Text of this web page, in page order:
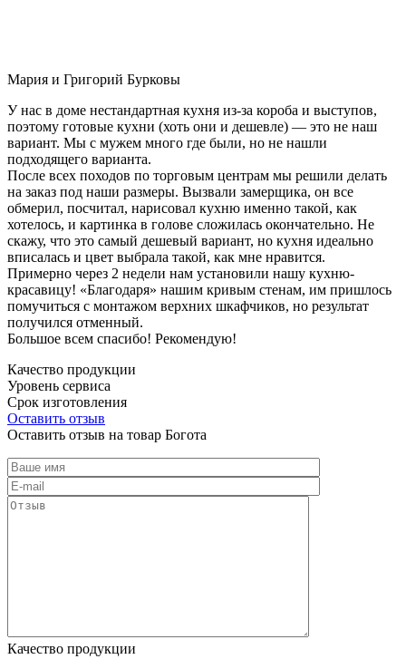
Мария и Григорий Бурковы
У нас в доме нестандартная кухня из-за короба и выступов,
поэтому готовые кухни (хоть они и дешевле) — это не наш
вариант. Мы с мужем много где были, но не нашли
подходящего варианта.
После всех походов по торговым центрам мы решили делать
на заказ под наши размеры. Вызвали замерщика, он все
обмерил, посчитал, нарисовал кухню именно такой, как
хотелось, и картинка в голове сложилась окончательно. Не
скажу, что это самый дешевый вариант, но кухня идеально
вписалась и цвет выбрала такой, как мне нравится.
Примерно через 2 недели нам установили нашу кухню-
красавицу! «Благодаря» нашим кривым стенам, им пришлось
помучиться с монтажом верхних шкафчиков, но результат
получился отменный.
Большое всем спасибо! Рекомендую!
Качество продукции
Уровень сервиса
Срок изготовления
Оставить отзыв
Оставить отзыв на товар Богота
Качество продукции